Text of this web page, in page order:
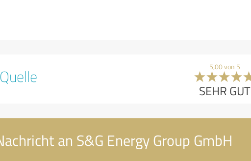
5,00 von 5
SEHR GUT
an S&G Energy Group GmbH